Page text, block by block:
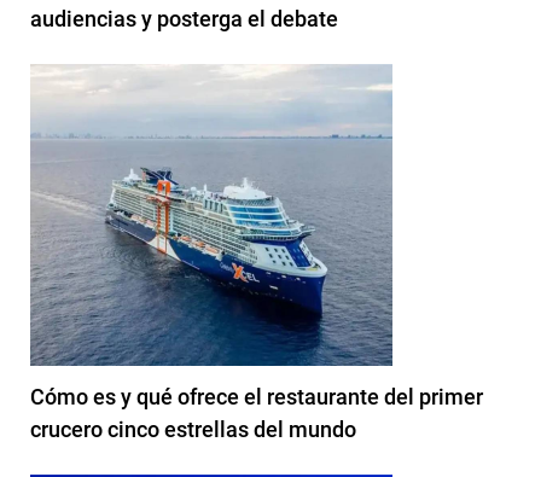
audiencias y posterga el debate
Cómo es y qué ofrece el restaurante del primer
crucero cinco estrellas del mundo